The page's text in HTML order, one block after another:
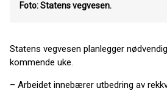
Foto: Statens vegvesen.
Statens vegvesen planlegger
kommende uke.
– Arbeidet innebærer utbedring av